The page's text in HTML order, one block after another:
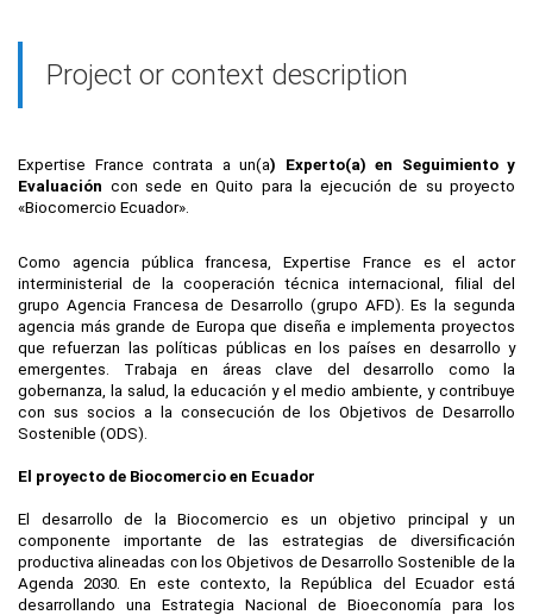
Project or context description
Expertise France contrata a un(a) Experto(a) en Seguimiento y
Evaluación con sede en Quito para la ejecución de su proyecto
«Biocomercio Ecuador».
Como agencia pública francesa, Expertise France es el actor
interministerial de la cooperación técnica internacional, filial del
grupo Agencia Francesa de Desarrollo (grupo AFD). Es la segunda
agencia más grande de Europa que diseña e implementa proyectos
que refuerzan las políticas públicas en los países en desarrollo y
emergentes. Trabaja en áreas clave del desarrollo como la
gobernanza, la salud, la educación y el medio ambiente, y contribuye
con sus socios a la consecución de los Objetivos de Desarrollo
Sostenible (ODS).
El proyecto de Biocomercio en Ecuador
El desarrollo de la Biocomercio es un objetivo principal y un
componente importante de las estrategias de diversificación
productiva alineadas con los Objetivos de Desarrollo Sostenible de la
Agenda 2030. En este contexto, la República del Ecuador está
desarrollando una Estrategia Nacional de Bioeconomía para los